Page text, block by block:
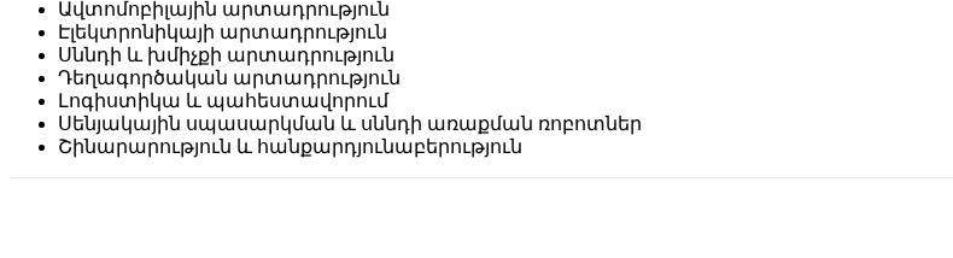
Ավտոմոբիլային արտադրություն
Էլեկտրոնիկայի արտադրություն
Սննդի և խմիչքի արտադրություն
Դեղագործական արտադրություն
Լոգիստիկա և պահեստավորում
Սենյակային սպասարկման և սննդի առաքման ռոբոտներ
Շինարարություն և հանքարդյունաբերություն